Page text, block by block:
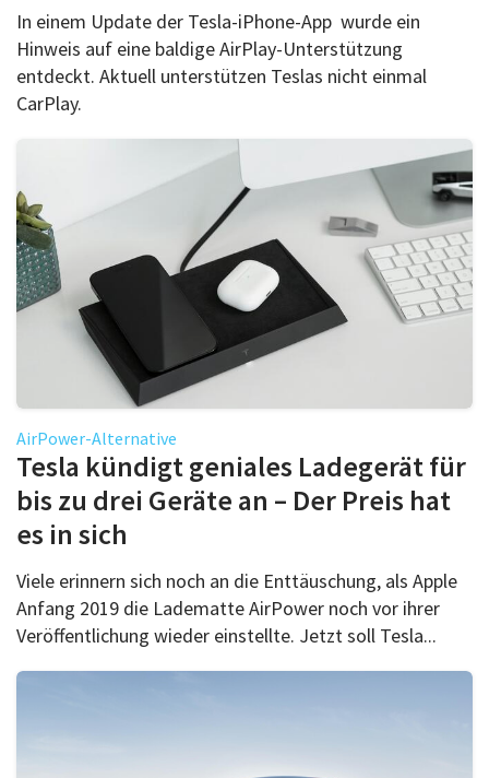
In einem Update der Tesla-iPhone-App wurde ein
Hinweis auf eine baldige AirPlay-Unterstützung
entdeckt. Aktuell unterstützen Teslas nicht einmal
CarPlay.
AirPower-Alternative
Tesla kündigt geniales Ladegerät für
bis zu drei Geräte an – Der Preis hat
es in sich
Viele erinnern sich noch an die Enttäuschung, als Apple
Anfang 2019 die Ladematte AirPower noch vor ihrer
Veröffentlichung wieder einstellte. Jetzt soll Tesla...